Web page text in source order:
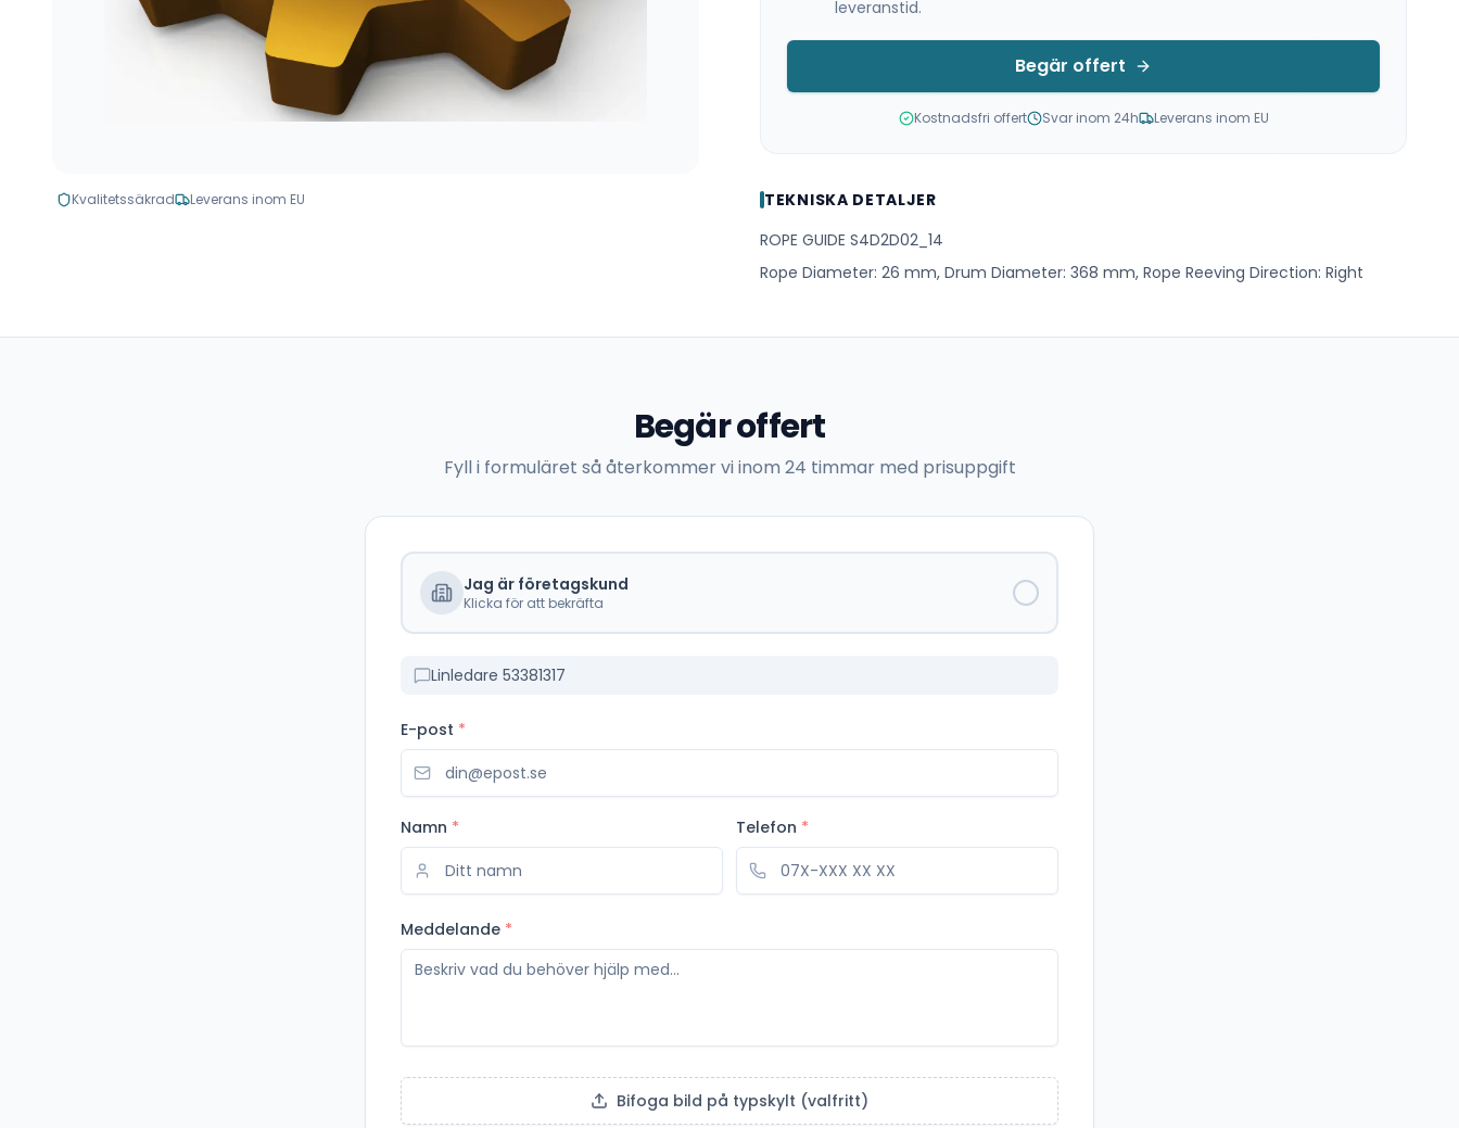
Kvalitetssäkrad Leverans inom EU
leveranstid.
Begär offert
Kostnadsfri offert Svar inom 24h Leverans inom EU
TEKNISKA DETALJER
ROPE GUIDE S4D2D02_14
Rope Diameter: 26 mm, Drum Diameter: 368 mm, Rope Reeving Direction: Right
Begär offert
Fyll i formuläret så återkommer vi inom 24 timmar med prisuppgift
Jag är företagskund
Klicka för att bekräfta
Linledare 53381317
E-post *
Namn * Telefon *
Meddelande *
Bifoga bild på typskylt (valfritt)